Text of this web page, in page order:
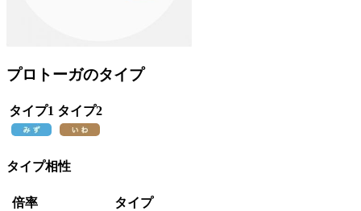
プロトーガのタイプ
タイプ1 タイプ2
タイプ相性
倍率
タイプ